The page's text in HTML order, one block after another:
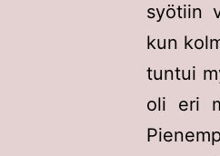
syötiin
kun
tuntui
oli eri